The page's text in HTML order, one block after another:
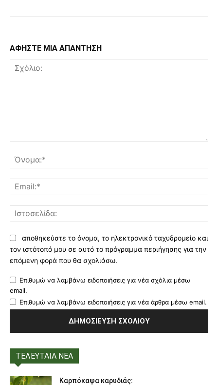
ΑΦΗΣΤΕ ΜΙΑ ΑΠΑΝΤΗΣΗ
αποθηκεύστε το όνομα, το ηλεκτρονικό ταχυδρομείο και
τον ιστότοπό μου σε αυτό το πρόγραμμα περιήγησης για την
επόμενη φορά που θα σχολιάσω.
Επιθυμώ να λαμβάνω ειδοποιήσεις για νέα σχόλια μέσω
email.
Επιθυμώ να λαμβάνω ειδοποιήσεις για νέα άρθρα μέσω email.
ΤΕΛΕΥΤΑΙΑ ΝΕΑ
Καρπόκαψα καρυδιάς: